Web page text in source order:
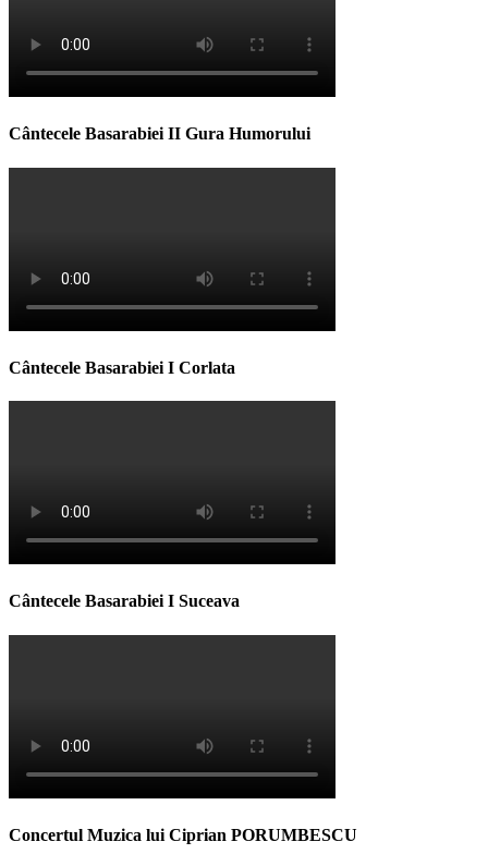
Cântecele Basarabiei II Gura Humorului
Cântecele Basarabiei I Corlata
Cântecele Basarabiei I Suceava
Concertul Muzica lui Ciprian PORUMBESCU